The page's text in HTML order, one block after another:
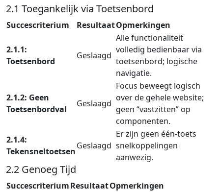
2.1 Toegankelijk via Toetsenbord
Succescriterium ResultaatOpmerkingen
2.1.1:
Toetsenbord
Geslaagd
Alle functionaliteit
volledig bedienbaar via
toetsenbord; logische
navigatie.
2.1.2: Geen
Toetsenbordval
Geslaagd
Focus beweegt logisch
over de gehele website;
geen “vastzitten” op
componenten.
2.1.4:
Tekensneltoetsen
Geslaagd
Er zijn geen één-toets
snelkoppelingen
aanwezig.
2.2 Genoeg Tijd
SuccescriteriumResultaatOpmerkingen